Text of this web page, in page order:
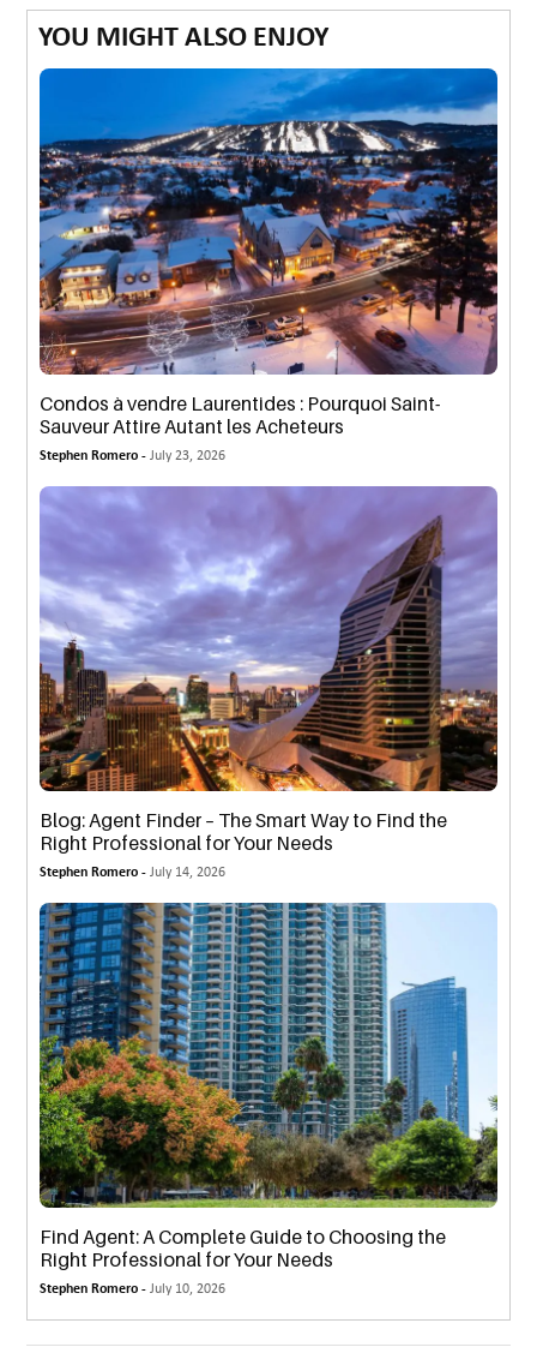
YOU MIGHT ALSO ENJOY
Condos à vendre Laurentides : Pourquoi Saint-
Sauveur Attire Autant les Acheteurs
Stephen Romero -July 23, 2026
Blog: Agent Finder – The Smart Way to Find the
Right Professional for Your Needs
Stephen Romero -July 14, 2026
Find Agent: A Complete Guide to Choosing the
Right Professional for Your Needs
Stephen Romero -July 10, 2026